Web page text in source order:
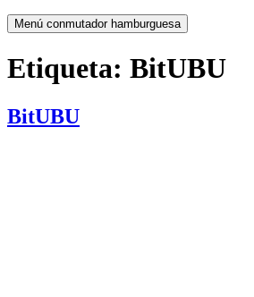
Menú conmutador hamburguesa
Etiqueta: BitUBU
BitUBU